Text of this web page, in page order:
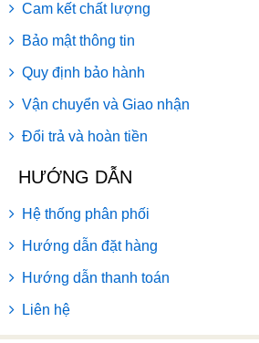
Cam kết chất lượng
Bảo mật thông tin
Quy định bảo hành
Vận chuyển và Giao nhận
Đổi trả và hoàn tiền
HƯỚNG DẪN
Hệ thống phân phối
Hướng dẫn đặt hàng
Hướng dẫn thanh toán
Liên hệ